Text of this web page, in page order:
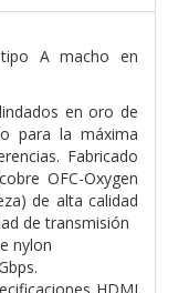
A macho en
en oro de
para la máxima
Fabricado
OFC-Oxygen
de alta calidad
de transmisión
nylon
HDMI